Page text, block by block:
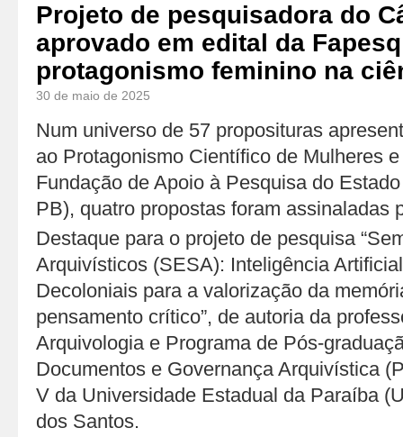
Projeto de pesquisadora do
aprovado em edital da
protagonismo feminino na
30 de maio de 2025
Num universo de 57 proposituras
ao Protagonismo Científico de Mulheres
Fundação de Apoio à Pesquisa do
PB), quatro propostas foram assinaladas
Destaque para o projeto de pesquisa
Arquivísticos (SESA): Inteligência
Decoloniais para a valorização da
pensamento crítico”, de autoria da
Arquivologia e Programa de Pós-
Documentos e Governança Arquivística
V da Universidade Estadual da Paraíba
dos Santos.